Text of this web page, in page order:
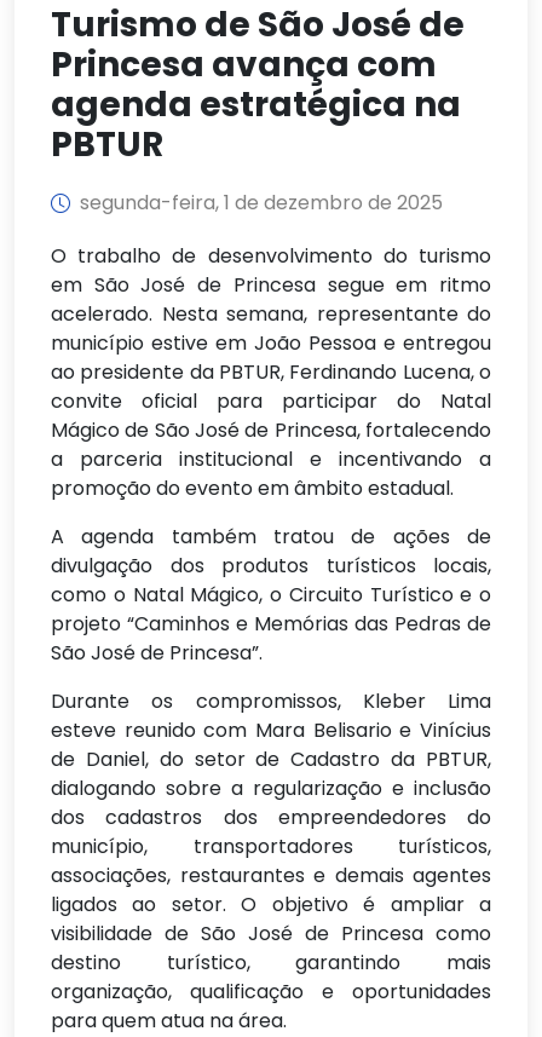
Turismo de São José de
Princesa avança com
agenda estratégica na
PBTUR
segunda-feira, 1 de dezembro de 2025
O trabalho de desenvolvimento do turismo
em São José de Princesa segue em ritmo
acelerado. Nesta semana, representante do
município estive em João Pessoa e entregou
ao presidente da PBTUR, Ferdinando Lucena, o
convite oficial para participar do Natal
Mágico de São José de Princesa, fortalecendo
a parceria institucional e incentivando a
promoção do evento em âmbito estadual.
A agenda também tratou de ações de
divulgação dos produtos turísticos locais,
como o Natal Mágico, o Circuito Turístico e o
projeto “Caminhos e Memórias das Pedras de
São José de Princesa”.
Durante os compromissos, Kleber Lima
esteve reunido com Mara Belisario e Vinícius
de Daniel, do setor de Cadastro da PBTUR,
dialogando sobre a regularização e inclusão
dos cadastros dos empreendedores do
município, transportadores turísticos,
associações, restaurantes e demais agentes
ligados ao setor. O objetivo é ampliar a
visibilidade de São José de Princesa como
destino turístico, garantindo mais
organização, qualificação e oportunidades
para quem atua na área.